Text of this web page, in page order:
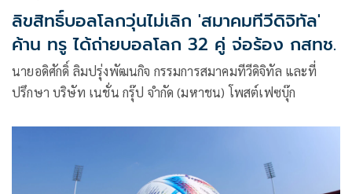
ลิขสิทธิ์บอลโลกวุ่นไม่เลิก 'สมาคมทีวีดิจิทัล'
ค้าน ทรู ได้ถ่ายบอลโลก 32 คู่ จ่อร้อง กสทช.
นายอดิศักดิ์ ลิมปรุ่งพัฒนกิจ กรรมการสมาคมทีวีดิจิทัล และที่
ปรึกษา บริษัท เนชั่น กรุ๊ป จำกัด (มหาชน) โพสต์เฟซบุ๊ก